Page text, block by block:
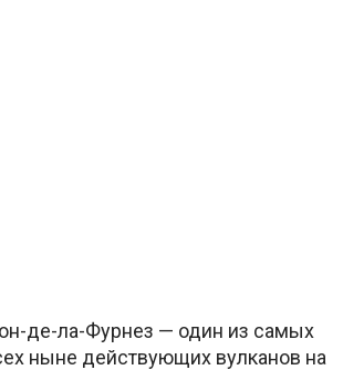
де-ла-Фурнез — один из самых
ныне действующих вулканов на